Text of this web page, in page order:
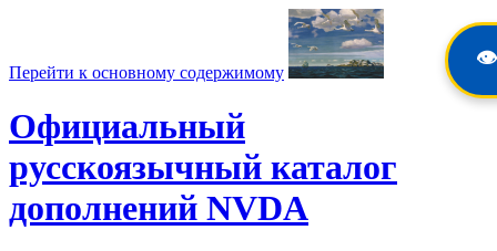
👁️
Перейти к основному содержимому
Официальный
русскоязычный каталог
дополнений NVDA